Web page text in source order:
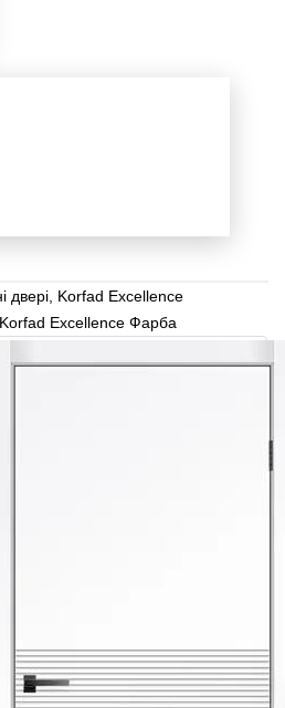
двері Korfad Excellence
Korfad Excellence Фарба